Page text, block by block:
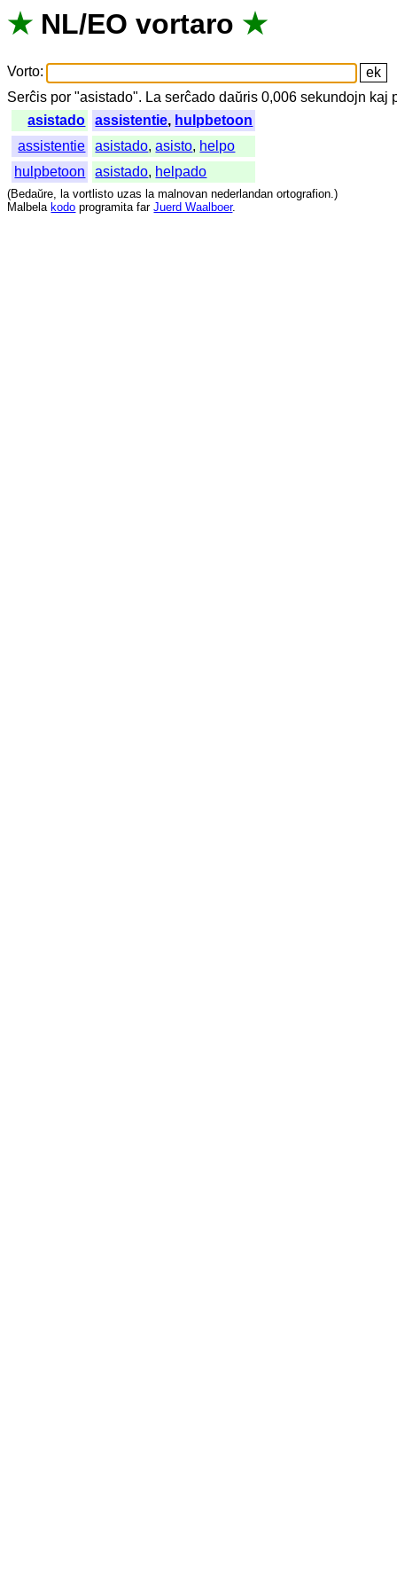
★ NL/EO vortaro ★
Vorto:
Serĉis por "asistado". La serĉado daŭris 0,006sekundojn kaj
asistado
assistentie, hulpbetoon
assistentie
asistado,asisto, helpo
hulpbetoon
asistado, helpado
(Bedaŭre, la vortlisto uzas la malnovan nederlandan ortografion.)
Malbela kodo programita far Juerd Waalboer.